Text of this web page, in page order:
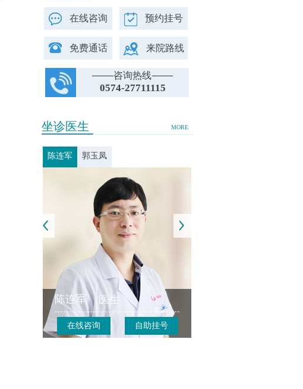
在线咨询 预约挂号
免费通话 来院路线
咨询热线
0574-27711115
MORE
坐诊医生
陈连军 郭玉凤
陈连军 医生
在线咨询 自助挂号